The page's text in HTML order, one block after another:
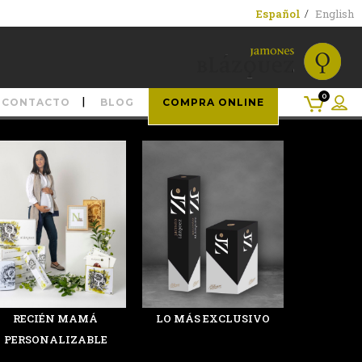
Español English
CONTACTO BLOG COMPRA ONLINE
0
RECIÉN MAMÁ
PERSONALIZABLE
LO MÁS EXCLUSIVO